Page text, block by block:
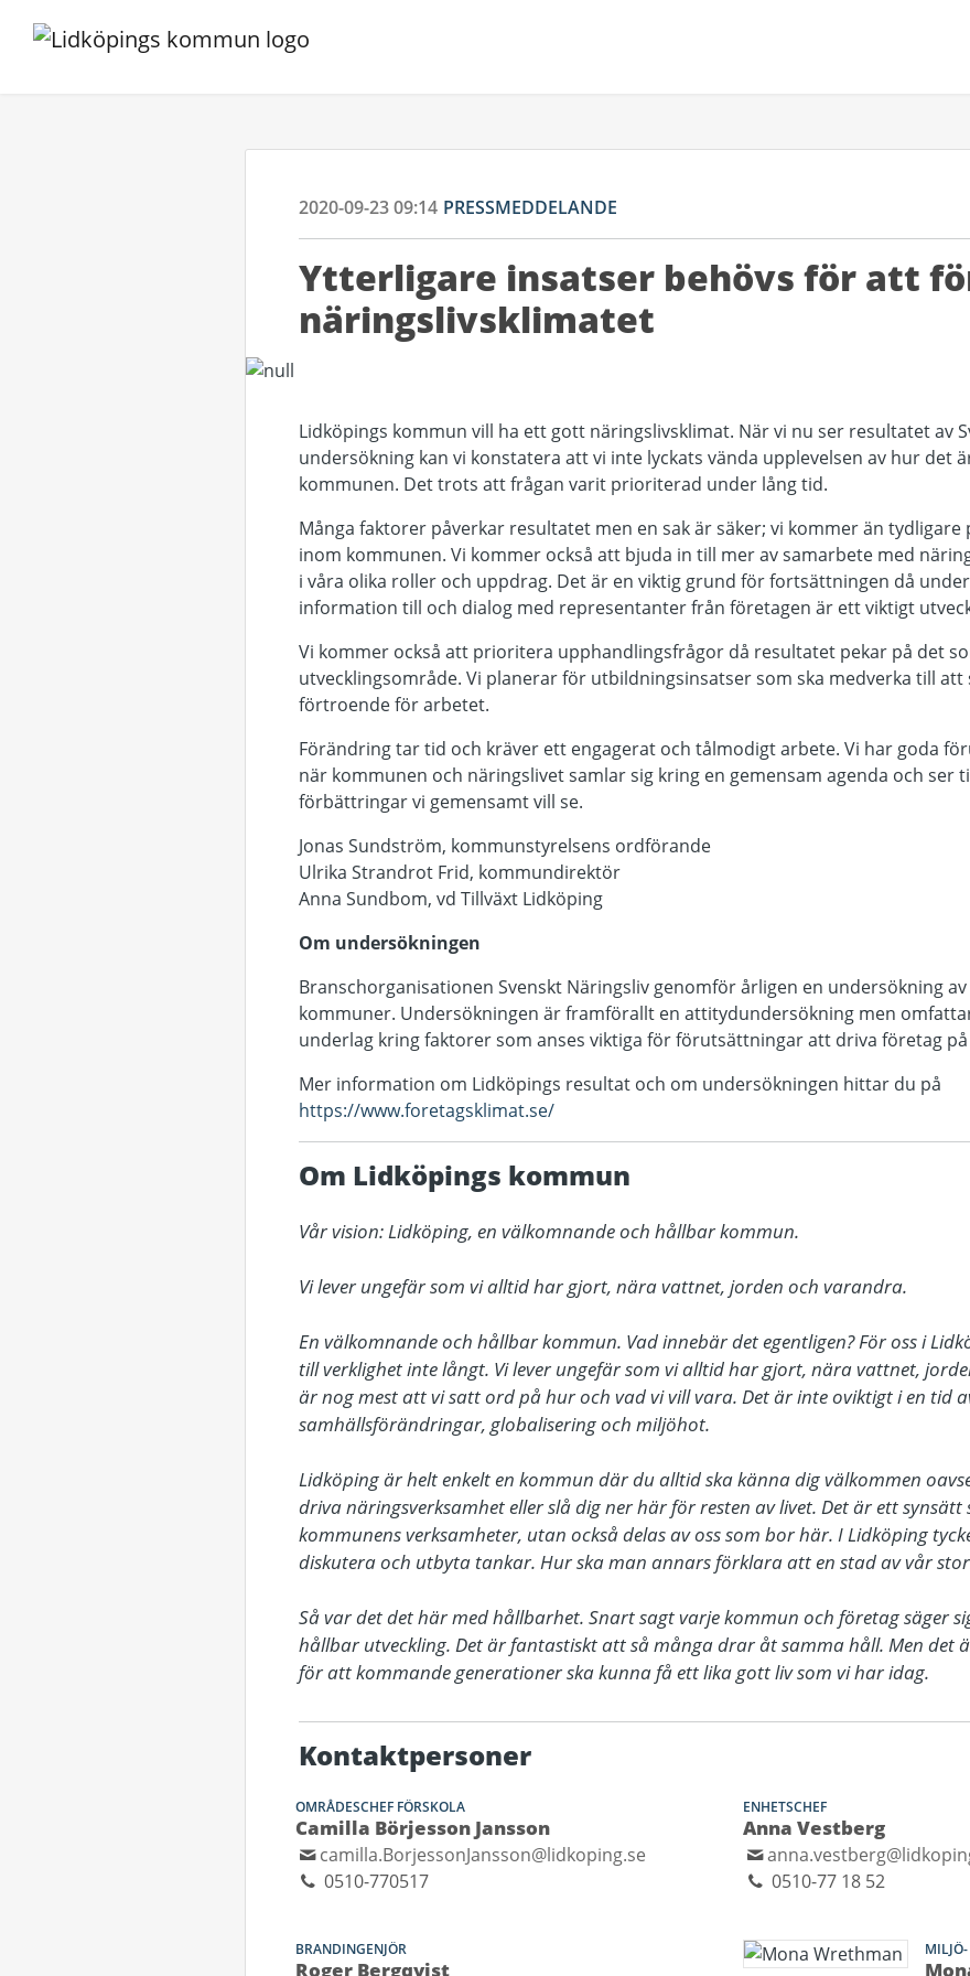
2020-09-23 09:14 PRESSMEDDELANDE
Ytterligare insatser behövs för att
näringslivsklimatet
Lidköpings kommun vill ha ett gott näringslivsklimat. När vi nu ser resultatet av
undersökning kan vi konstatera att vi inte lyckats vända upplevelsen av hur det
kommunen. Det trots att frågan varit prioriterad under lång tid.
Många faktorer påverkar resultatet men en sak är säker; vi kommer än
inom kommunen. Vi kommer också att bjuda in till mer av samarbete med
i våra olika roller och uppdrag. Det är en viktig grund för fortsättningen då
information till och dialog med representanter från företagen är ett viktigt
Vi kommer också att prioritera upphandlingsfrågor då resultatet pekar på det
utvecklingsområde. Vi planerar för utbildningsinsatser som ska medverka till att
förtroende för arbetet.
Förändring tar tid och kräver ett engagerat och tålmodigt arbete. Vi har goda
när kommunen och näringslivet samlar sig kring en gemensam agenda och ser
förbättringar vi gemensamt vill se.
Jonas Sundström, kommunstyrelsens ordförande
Ulrika Strandrot Frid, kommundirektör
Anna Sundbom, vd Tillväxt Lidköping
Om undersökningen
Branschorganisationen Svenskt Näringsliv genomför årligen en undersökning
kommuner. Undersökningen är framförallt en attitydundersökning men
underlag kring faktorer som anses viktiga för förutsättningar att driva företag
Mer information om Lidköpings resultat och om undersökningen hittar du på
https://www.foretagsklimat.se/
Om Lidköpings kommun
Vår vision: Lidköping, en välkomnande och hållbar kommun.
Vi lever ungefär som vi alltid har gjort, nära vattnet, jorden och varandra.
En välkomnande och hållbar kommun. Vad innebär det egentligen? För oss i
till verklighet inte långt. Vi lever ungefär som vi alltid har gjort, nära vattnet,
är nog mest att vi satt ord på hur och vad vi vill vara. Det är inte oviktigt i en tid
samhällsförändringar, globalisering och miljöhot.
Lidköping är helt enkelt en kommun där du alltid ska känna dig välkommen
driva näringsverksamhet eller slå dig ner här för resten av livet. Det är ett
kommunens verksamheter, utan också delas av oss som bor här. I Lidköping
diskutera och utbyta tankar. Hur ska man annars förklara att en stad av vår
Så var det det här med hållbarhet. Snart sagt varje kommun och företag säger
hållbar utveckling. Det är fantastiskt att så många drar åt samma håll. Men det
för att kommande generationer ska kunna få ett lika gott liv som vi har idag.
Kontaktpersoner
OMRÅDESCHEF FÖRSKOLA
Camilla Börjesson Jansson
camilla.BorjessonJansson@lidkoping.se
0510-770517
ENHETSCHEF
Anna Vestberg
0510-77 18 52
BRANDINGENJÖR
Roger Bergqvist